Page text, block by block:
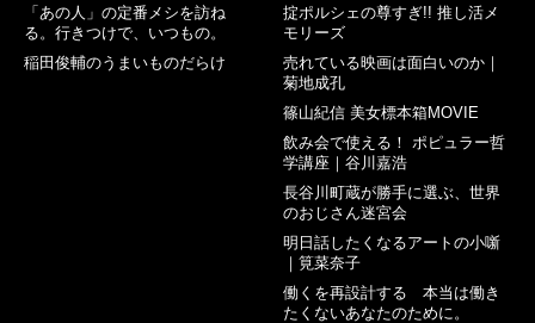
「あの人」の定番メシを訪ね
る。行きつけで、いつもの。
稲田俊輔のうまいものだらけ
掟ポルシェの尊すぎ!! 推し活メ
モリーズ
売れている映画は面白いのか｜
菊地成孔
篠山紀信 美女標本箱MOVIE
飲み会で使える！ ポピュラー哲
学講座｜谷川嘉浩
長谷川町蔵が勝手に選ぶ、世界
のおじさん迷宮会
明日話したくなるアートの小噺
｜筧菜奈子
働くを再設計する 本当は働き
たくないあなたのために。